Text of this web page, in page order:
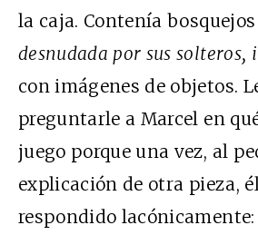
la caja. Contenía
desnudada por sus solteros,
con imágenes de objetos.
preguntarle a Marcel en
juego porque una vez, al
explicación de otra pieza,
respondido lacónicamente: